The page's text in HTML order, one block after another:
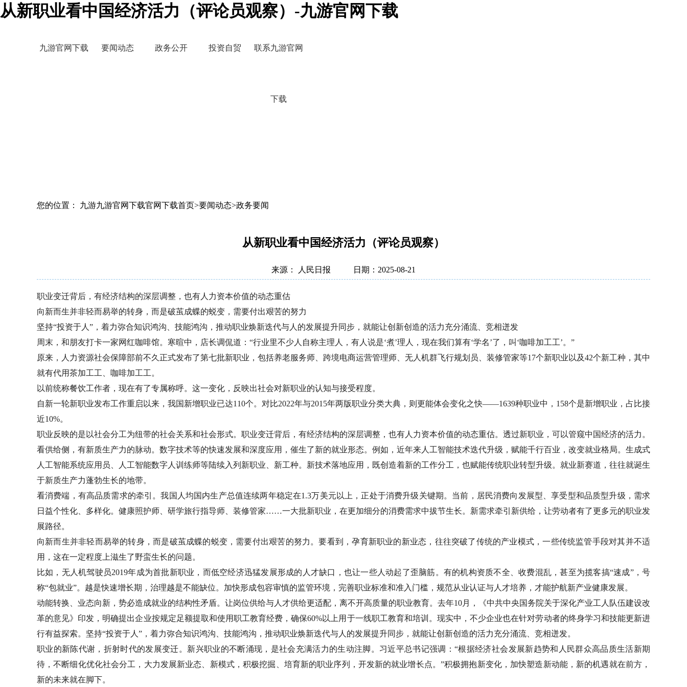
从新职业看中国经济活力（评论员观察）-九游官网下载
九游官网下载 要闻动态 政务公开 投资自贸 联系九游官网
下载
您的位置： 九游九游官网下载官网下载首页>要闻动态>政务要闻
从新职业看中国经济活力（评论员观察）
来源： 人民日报 日期：2025-08-21
职业变迁背后，有经济结构的深层调整，也有人力资本价值的动态重估
向新而生并非轻而易举的转身，而是破茧成蝶的蜕变，需要付出艰苦的努力
坚持“投资于人”，着力弥合知识鸿沟、技能鸿沟，推动职业焕新迭代与人的发展提升同步，就能让创新创造的活力充分涌流、竞相迸发
周末，和朋友打卡一家网红咖啡馆。寒暄中，店长调侃道：“行业里不少人自称主理人，有人说是‘煮’理人，现在我们算有‘学名’了，叫‘咖啡加工工’。”
原来，人力资源社会保障部前不久正式发布了第七批新职业，包括养老服务师、跨境电商运营管理师、无人机群飞行规划员、装修管家等17个新职业以及42个新工种，其中
就有代用茶加工工、咖啡加工工。
以前统称餐饮工作者，现在有了专属称呼。这一变化，反映出社会对新职业的认知与接受程度。
自新一轮新职业发布工作重启以来，我国新增职业已达110个。对比2022年与2015年两版职业分类大典，则更能体会变化之快——1639种职业中，158个是新增职业，占比接
近10%。
职业反映的是以社会分工为纽带的社会关系和社会形式。职业变迁背后，有经济结构的深层调整，也有人力资本价值的动态重估。透过新职业，可以管窥中国经济的活力。
看供给侧，有新质生产力的脉动。数字技术等的快速发展和深度应用，催生了新的就业形态。例如，近年来人工智能技术迭代升级，赋能千行百业，改变就业格局。生成式
人工智能系统应用员、人工智能数字人训练师等陆续入列新职业、新工种。新技术落地应用，既创造着新的工作分工，也赋能传统职业转型升级。就业新赛道，往往就诞生
于新质生产力蓬勃生长的地带。
看消费端，有高品质需求的牵引。我国人均国内生产总值连续两年稳定在1.3万美元以上，正处于消费升级关键期。当前，居民消费向发展型、享受型和品质型升级，需求
日益个性化、多样化。健康照护师、研学旅行指导师、装修管家……一大批新职业，在更加细分的消费需求中拔节生长。新需求牵引新供给，让劳动者有了更多元的职业发
展路径。
向新而生并非轻而易举的转身，而是破茧成蝶的蜕变，需要付出艰苦的努力。要看到，孕育新职业的新业态，往往突破了传统的产业模式，一些传统监管手段对其并不适
用，这在一定程度上滋生了野蛮生长的问题。
比如，无人机驾驶员2019年成为首批新职业，而低空经济迅猛发展形成的人才缺口，也让一些人动起了歪脑筋。有的机构资质不全、收费混乱，甚至为揽客搞“速成”，号
称“包就业”。越是快速增长期，治理越是不能缺位。加快形成包容审慎的监管环境，完善职业标准和准入门槛，规范从业认证与人才培养，才能护航新产业健康发展。
动能转换、业态向新，势必造成就业的结构性矛盾。让岗位供给与人才供给更适配，离不开高质量的职业教育。去年10月，《中共中央国务院关于深化产业工人队伍建设改
革的意见》印发，明确提出企业按规定足额提取和使用职工教育经费，确保60%以上用于一线职工教育和培训。现实中，不少企业也在针对劳动者的终身学习和技能更新进
行有益探索。坚持“投资于人”，着力弥合知识鸿沟、技能鸿沟，推动职业焕新迭代与人的发展提升同步，就能让创新创造的活力充分涌流、竞相迸发。
职业的新陈代谢，折射时代的发展变迁。新兴职业的不断涌现，是社会充满活力的生动注脚。习近平总书记强调：“根据经济社会发展新趋势和人民群众高品质生活新期
待，不断细化优化社会分工，大力发展新业态、新模式，积极挖掘、培育新的职业序列，开发新的就业增长点。”积极拥抱新变化，加快塑造新动能，新的机遇就在前方，
新的未来就在脚下。